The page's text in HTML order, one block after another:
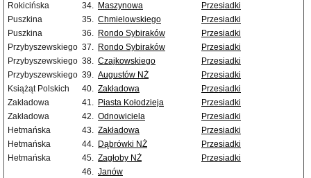
Rokicińska
34. Maszynowa
Przesiadki
Puszkina
35. Chmielowskiego
Przesiadki
Puszkina
36. Rondo Sybiraków
Przesiadki
Przybyszewskiego 37. Rondo Sybiraków
Przesiadki
Przybyszewskiego 38. Czajkowskiego
Przesiadki
Przybyszewskiego 39. Augustów NŻ
Przesiadki
Książąt Polskich
40. Zakładowa
Przesiadki
Zakładowa
41. Piasta Kołodzieja
Przesiadki
Zakładowa
42. Odnowiciela
Przesiadki
Hetmańska
43. Zakładowa
Przesiadki
Hetmańska
44. Dąbrówki NŻ
Przesiadki
Hetmańska
45. Zagłoby NŻ
Przesiadki
46. Janów